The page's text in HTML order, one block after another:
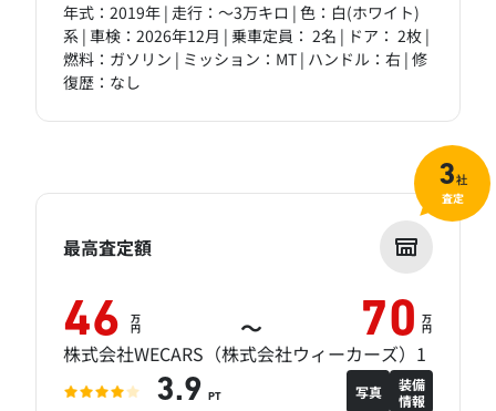
年式：2019年 | 走行：～3万キロ | 色：白(ホワイト)
系 | 車検：2026年12月 | 乗車定員： 2名 | ドア： 2枚 |
燃料：ガソリン | ミッション：MT | ハンドル：右 | 修
復歴：なし
最高査定額
46 万
円 ～ 70 万
円
株式会社WECARS（株式会社ウィーカーズ）1
3.9 PT 写真
装備
情報
3社
査定